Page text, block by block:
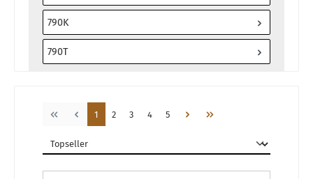
790K
790T
Seite
1 Seite
2 Seite
3 Seite
4 Seite
5